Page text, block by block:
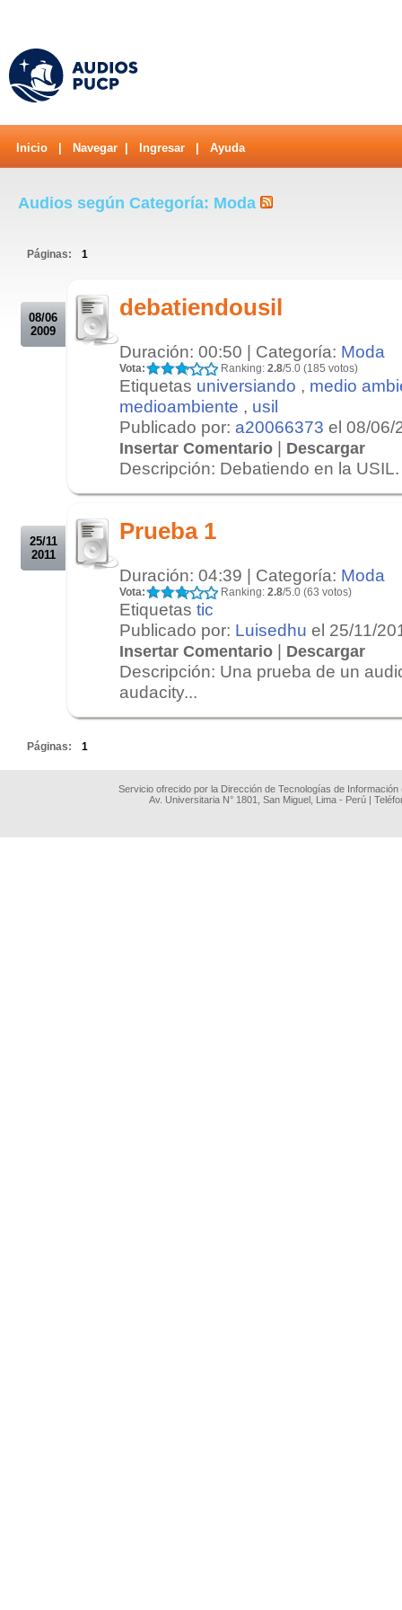
Inicio Navegar Ingresar Ayuda
Audios según Categoría: Moda
Páginas: 1
08/06
2009
debatiendousil
Duración: 00:50 | Categoría: Moda
Vota: Ranking: 2.8/5.0 (185 votos)
Etiquetas universiando , medio
medioambiente , usil
Publicado por: a20066373 el 08/06/
Insertar Comentario | Descargar
Descripción: Debatiendo en la USIL.
25/11
2011
Prueba 1
Duración: 04:39 | Categoría: Moda
Vota: Ranking: 2.8/5.0 (63 votos)
Etiquetas tic
Publicado por: Luisedhu el 25/11/
Insertar Comentario | Descargar
Descripción: Una prueba de un
audacity...
Páginas: 1
Servicio ofrecido por la Dirección de Tecnologías de
Av. Universitaria N° 1801, San Miguel, Lima - Perú |